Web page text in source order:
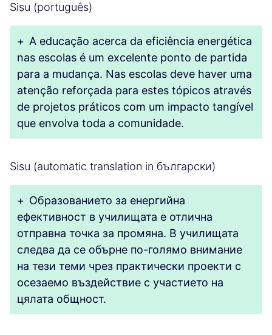
Sisu (português)
+ A educação acerca da eficiência energética
nas escolas é um excelente ponto de partida
para a mudança. Nas escolas deve haver uma
atenção reforçada para estes tópicos através
de projetos práticos com um impacto tangível
que envolva toda a comunidade.
Sisu (automatic translation in български)
+ Образованието за енергийна
ефективност в училищата е отлична
отправна точка за промяна. В училищата
следва да се обърне по-голямо внимание
на тези теми чрез практически проекти с
осезаемо въздействие с участието на
цялата общност.